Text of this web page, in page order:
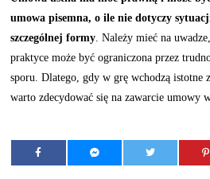
umowa pisemna, o ile nie dotyczy
szczególnej formy . Należy mieć na
praktyce może być ograniczona przez
sporu. Dlatego, gdy w grę wchodzą istotne
warto zdecydować się na zawarcie umowy